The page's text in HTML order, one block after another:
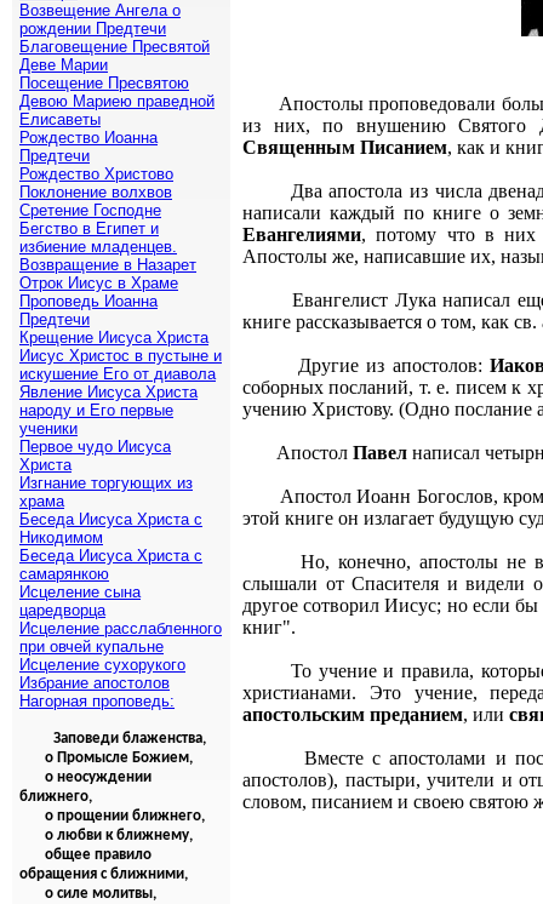
Апостолы проповедовали
из них, по внушению Святого
Священным Писанием, как и
Два апостола из числа
написали каждый по книге о
Евангелиями, потому что в них
Апостолы же, написавшие их,
Евангелист Лука написал
книге рассказывается о том, как
Другие из апостолов:
соборных посланий, т. е. писем к
учению Христову. (Одно послание
Апостол Павел написал
Апостол Иоанн Богослов,
этой книге он излагает будущую
Но, конечно, апостолы не
слышали от Спасителя и видели
другое сотворил Иисус; но если
книг".
То учение и правила,
христианами. Это учение,
апостольским преданием, или
Вместе с апостолами и
апостолов), пастыри, учители и
словом, писанием и своею святою
Возвещение Ангела о
рождении Предтечи
Благовещение Пресвятой
Деве Марии
Посещение Пресвятою
Девою Мариею праведной
Елисаветы
Рождество Иоанна
Предтечи
Рождество Христово
Поклонение волхвов
Сретение Господне
Бегство в Египет и
избиение младенцев.
Возвращение в Назарет
Отрок Иисус в Храме
Проповедь Иоанна
Предтечи
Крещение Иисуса Христа
Иисус Христос в пустыне и
искушение Его от диавола
Явление Иисуса Христа
народу и Его первые
ученики
Первое чудо Иисуса
Христа
Изгнание торгующих из
храма
Беседа Иисуса Христа с
Никодимом
Беседа Иисуса Христа с
самарянкою
Исцеление сына
царедворца
Исцеление расслабленного
при овчей купальне
Исцеление сухорукого
Избрание апостолов
Нагорная проповедь:
Заповеди блаженства,
о Промысле Божием,
о неосуждении
ближнего,
о прощении ближнего,
о любви к ближнему,
общее правило
обращения с ближними,
о силе молитвы,